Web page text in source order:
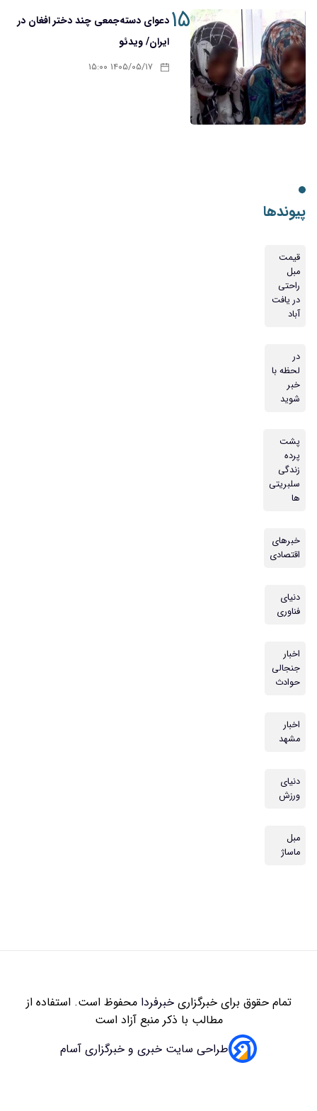
۱۵دعوای دسته‌جمعی چند دختر افغان در
ایران/ ویدئو
۱۴۰۵/۰۵/۱۷ ۱۵:۰۰
پیوندها
قیمت
مبل
راحتی
در یافت
آباد
در
لحظه با
خبر
شوید
پشت
پرده
زندگی
سلبریتی
ها
خبرهای
اقتصادی
دنیای
فناوری
اخبار
جنجالی
حوادث
اخبار
مشهد
دنیای
ورزش
مبل
ماساژ
تمام حقوق برای خبرگزاریخبرفردامحفوظ است. استفاده از
مطالب با ذکر منبع آزاد است
طراحی سایت خبری و خبرگزاری آسام